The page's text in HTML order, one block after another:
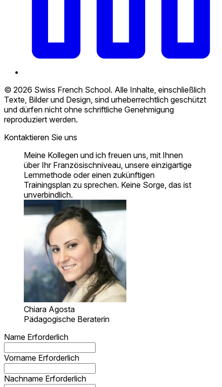
© 2026 Swiss French School. Alle Inhalte, einschließlich
Texte, Bilder und Design, sind urheberrechtlich geschützt
und dürfen nicht ohne schriftliche Genehmigung
reproduziert werden.
Kontaktieren Sie uns
Meine Kollegen und ich freuen uns, mit Ihnen
über Ihr Französischniveau, unsere einzigartige
Lernmethode oder einen zukünftigen
Trainingsplan zu sprechen. Keine Sorge, das ist
unverbindlich.
Chiara Agosta
Pädagogische Beraterin
Name Erforderlich
Vorname Erforderlich
Nachname Erforderlich